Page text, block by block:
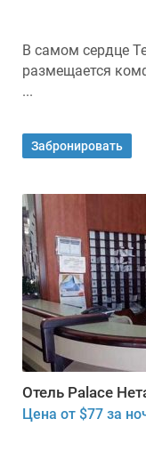
В самом сердце
размещается
...
Забронировать
Отель Palace
Цена от $77 за